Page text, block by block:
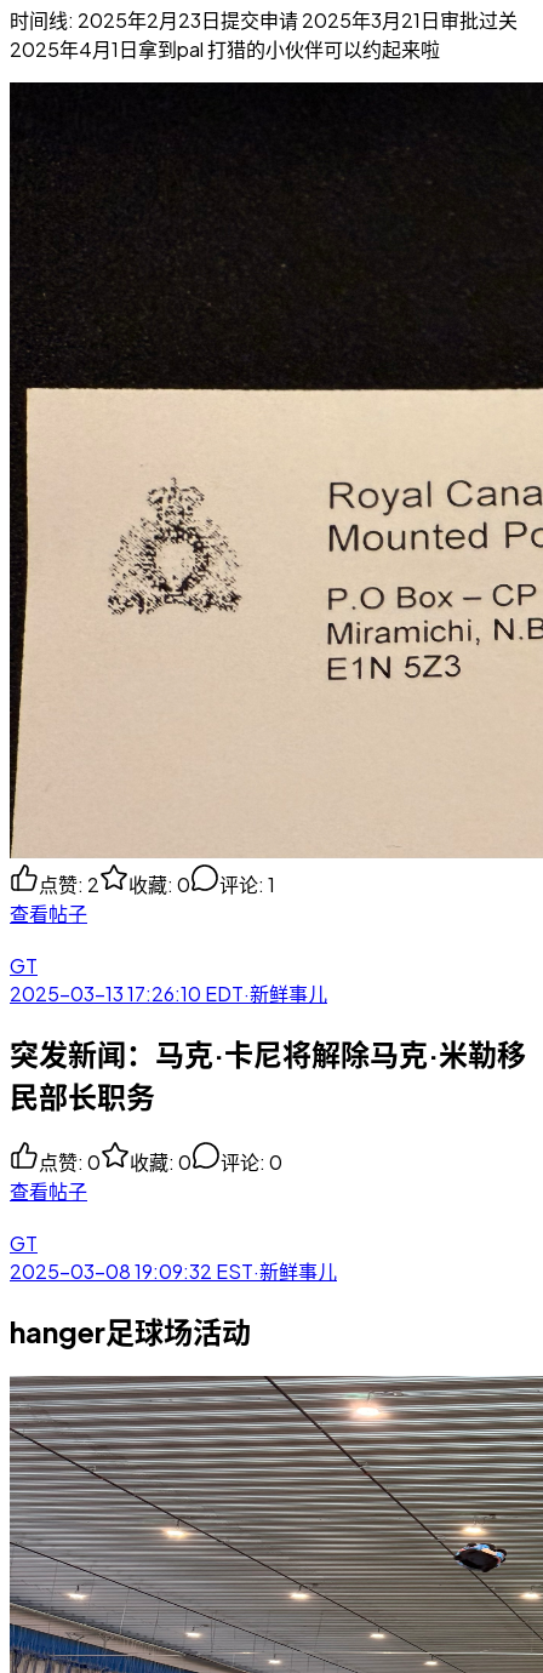
时间线: 2025年2月23日提交申请 2025年3月21日审批过关
2025年4月1日拿到pal 打猎的小伙伴可以约起来啦
点赞: 2 收藏: 0 评论: 1
查看帖子
GT
2025-03-13 17:26:10 EDT·新鲜事儿
突发新闻：马克·卡尼将解除马克·米勒移
民部长职务
点赞: 0 收藏: 0 评论: 0
查看帖子
GT
2025-03-08 19:09:32 EST·新鲜事儿
hanger足球场活动